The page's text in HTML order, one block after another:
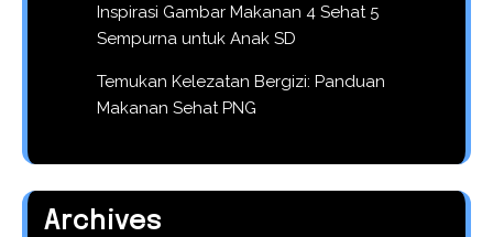
Inspirasi Gambar Makanan 4 Sehat 5
Sempurna untuk Anak SD
Temukan Kelezatan Bergizi: Panduan
Makanan Sehat PNG
Archives